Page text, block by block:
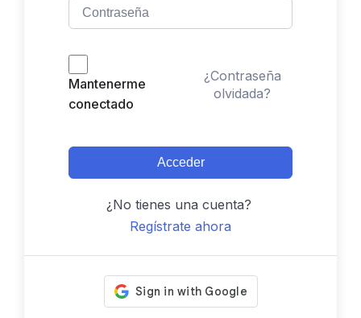
Mantenerme
conectado
¿Contraseña
olvidada?
Acceder
¿No tienes una cuenta?
Regístrate ahora